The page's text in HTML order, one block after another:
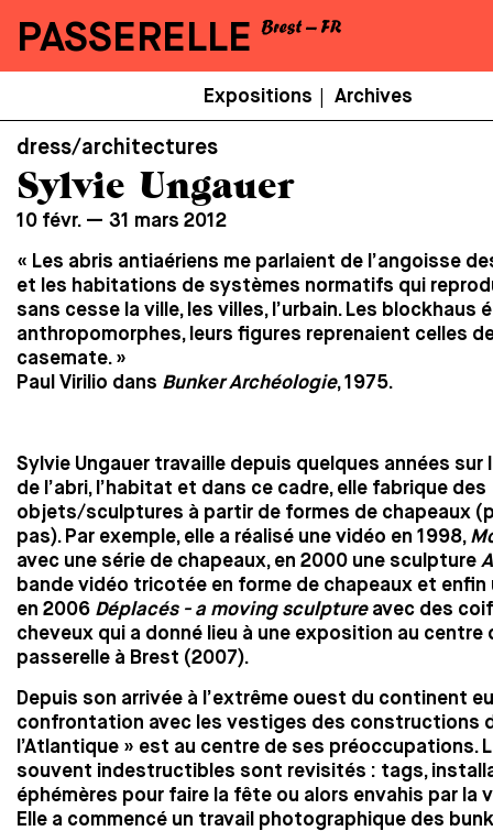
PASSERELLE
Secondaire
Expositions Archives
dress/architectures
Sylvie Ungauer
10 févr. — 31 mars 2012
« Les abris antiaériens me parlaient de l’angoisse
et les habitations de systèmes normatifs qui
sans cesse la ville, les villes, l’urbain. Les blockhaus
anthropomorphes, leurs figures reprenaient celles
casemate. »
Paul Virilio dans Bunker Archéologie, 1975.
Sylvie Ungauer travaille depuis quelques années sur
de l’abri, l’habitat et dans ce cadre, elle fabrique des
objets/sculptures à partir de formes de chapeaux
pas). Par exemple, elle a réalisé une vidéo en 1998,
avec une série de chapeaux, en 2000 une sculpture
bande vidéo tricotée en forme de chapeaux et enfin
en 2006 Déplacés - a moving sculpture avec des
cheveux qui a donné lieu à une exposition au centre
passerelle à Brest (2007).
Depuis son arrivée à l’extrême ouest du continent
confrontation avec les vestiges des constructions
l’Atlantique » est au centre de ses préoccupations.
souvent indestructibles sont revisités : tags,
éphémères pour faire la fête ou alors envahis par la
Elle a commencé un travail photographique des